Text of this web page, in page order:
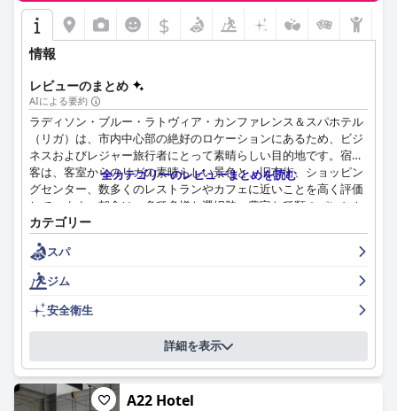
$
情報
レビューのまとめ
AIによる要約
ラディソン・ブルー・ラトヴィア・カンファレンス＆スパホテル
（リガ）は、市内中心部の絶好のロケーションにあるため、ビジ
ネスおよびレジャー旅行者にとって素晴らしい目的地です。宿泊
客は、客室からのリガの素晴らしい景色と、旧市街、ショッピン
グセンター、数多くのレストランやカフェに近いことを高く評価
しています。朝食は、多種多様な選択肢、豊富な種類のパンとト
ッピングが用意されており、素晴らしいです。スタッフは、プロ
意識、親切さ、そして宿泊客の滞在を楽しいものにするために、
期待を上回る意欲を持っており、非常に優れています。ホテルで
は、さまざまな予算や好みに合わせて、幅広い客室を提供してい
ますが、一部の宿泊客は客室が狭い、または時代遅れだと感じま
した。スパ体験は、リーズナブルな価格でその価値があると考え
られており、ホテルは地下ガレージに便利で安全な駐車場を提供
しています。子供連れの家族は、さまざまなアクティビティやア
メニティを楽しむことができ、ホテルは活気に満ちたナイトライ
フシーンに囲まれています。宿泊客は、快適なベッドと居心地の
良い枕でぐっすり眠れるでしょう。
全カテゴリーのレビューまとめを読む
カテゴリー
スパ
ジム
安全衛生
詳細を表示
A22 Hotel